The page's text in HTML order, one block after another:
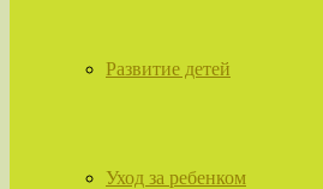
Развитие детей
Уход за ребенком